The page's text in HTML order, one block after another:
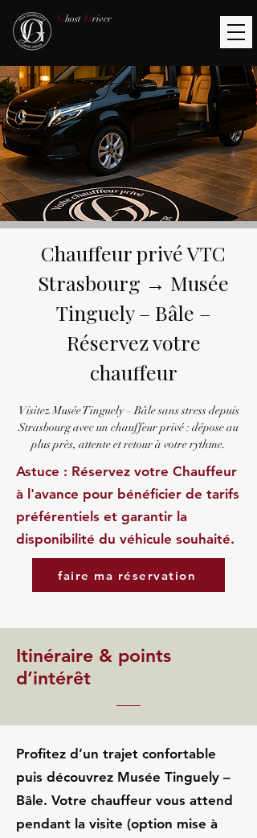
Ghost Driver
Chauffeur privé VTC
Strasbourg → Musée
Tinguely – Bâle –
Réservez votre
chauffeur
Visitez Musée Tinguely – Bâle sans stress depuis
Strasbourg avec un chauffeur privé : dépose au
plus près, attente et retour à votre rythme.
Astuce : Réservez votre Chauffeur
à l'avance pour bénéficier de tarifs
préférentiels et garantir la
disponibilité du véhicule souhaité.
faire ma réservation
Itinéraire & points
d’intérêt
Profitez d’un trajet confortable
puis découvrez Musée Tinguely –
Bâle. Votre chauffeur vous attend
pendant la visite (option mise à